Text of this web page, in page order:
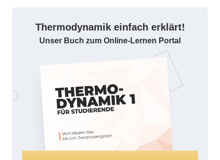
Thermodynamik einfach erklärt!
Unser Buch zum Online-Lernen Portal